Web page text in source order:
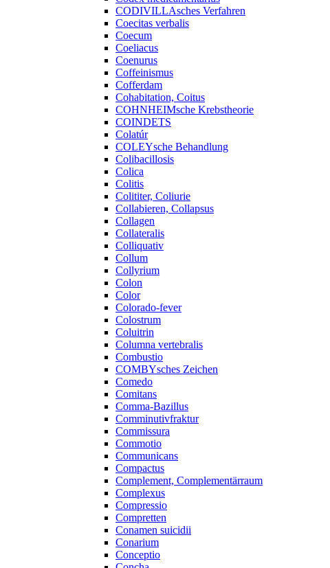
CODIVILLAsches Verfahren
Coecitas verbalis
Coecum
Coeliacus
Coenurus
Coffeinismus
Cofferdam
Cohabitation, Coitus
COHNHEIMsche Krebstheorie
COINDETS
Colatúr
COLEYsche Behandlung
Colibacillosis
Colica
Colitis
Colititer, Coliurie
Collabieren, Collapsus
Collagen
Collateralis
Colliquativ
Collum
Collyrium
Colon
Color
Colorado-fever
Colostrum
Coluitrin
Columna vertebralis
Combustio
COMBYsches Zeichen
Comedo
Comitans
Comma-Bazillus
Comminutivfraktur
Commissura
Commotio
Communicans
Compactus
Complement, Complementärraum
Complexus
Compressio
Compretten
Conamen suicidii
Conarium
Conceptio